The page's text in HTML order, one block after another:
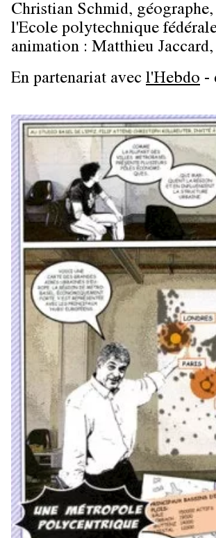
Christian Schmid,
l'Ecole polytechnique
animation : Matthieu Jaccard
En partenariat avec l'Hebdo -